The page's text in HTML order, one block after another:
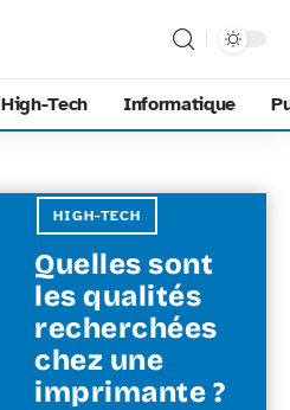
High-Tech Informatique
HIGH-TECH
Quelles sont
les qualités
recherchées
chez une
imprimante ?